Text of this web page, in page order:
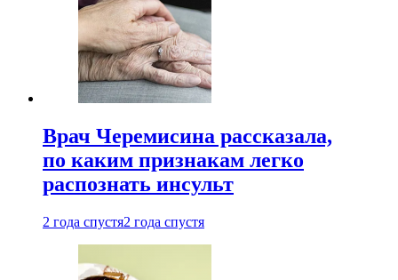
Врач Черемисина рассказала,
по каким признакам легко
распознать инсульт
2 года спустя2 года спустя